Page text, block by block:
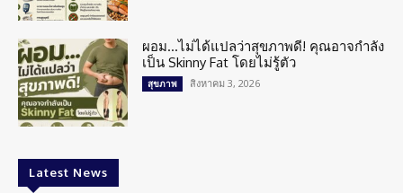
ผอม…ไม่ได้แปลว่าสุขภาพดี! คุณอาจกำลัง
เป็น Skinny Fat โดยไม่รู้ตัว
สุขภาพ สิงหาคม 3, 2026
Latest News